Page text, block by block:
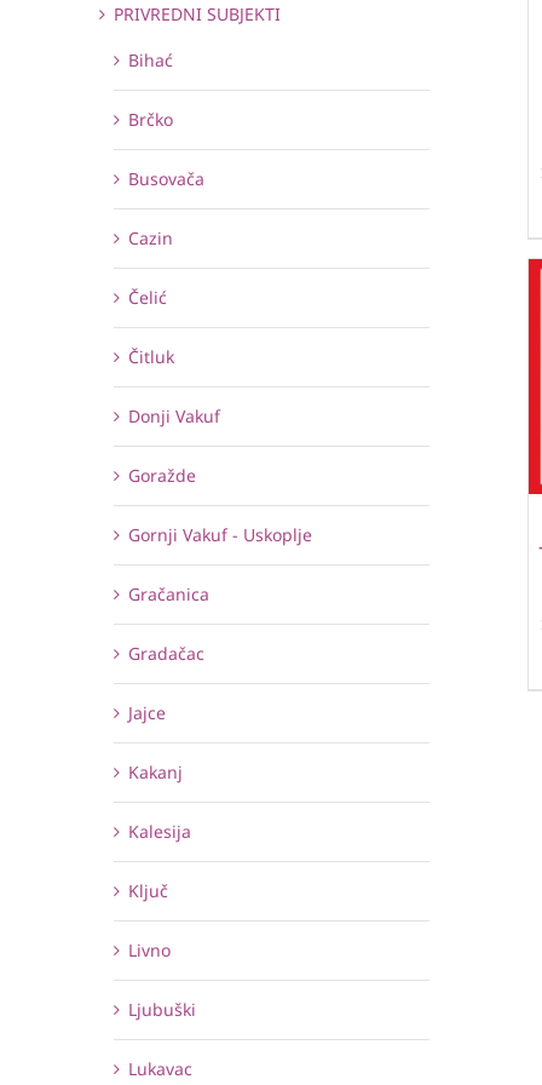
PRIVREDNI SUBJEKTI
Bihać
Brčko
Busovača
Cazin
Čelić
Čitluk
Donji Vakuf
Goražde
Gornji Vakuf - Uskoplje
Gračanica
Gradačac
Jajce
Kakanj
Kalesija
Ključ
Livno
Ljubuški
Lukavac